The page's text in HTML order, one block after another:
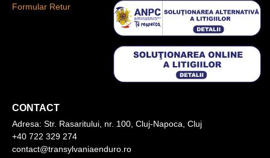
Formular Retur
CONTACT
Adresa: Str. Rasaritului, nr. 100, Cluj-Napoca, Cluj
+40 722 329 274
contact@transylvaniaenduro.ro